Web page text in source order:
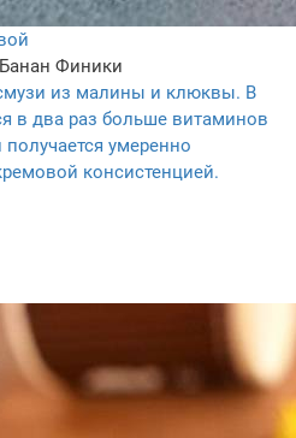
Банан Финики
из малины и клюквы. В
в два раз больше витаминов
умеренно
консистенцией.